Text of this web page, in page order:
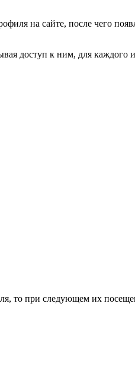
на сайте, после чего
доступ к ним, для каждого
то при следующем их